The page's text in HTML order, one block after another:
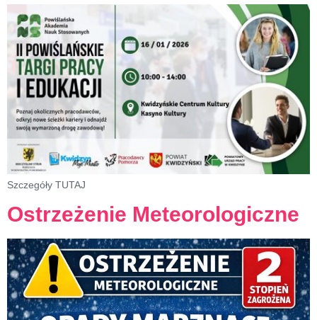
Szczegóły TUTAJ
Ostrzeżenie Meteorologiczne